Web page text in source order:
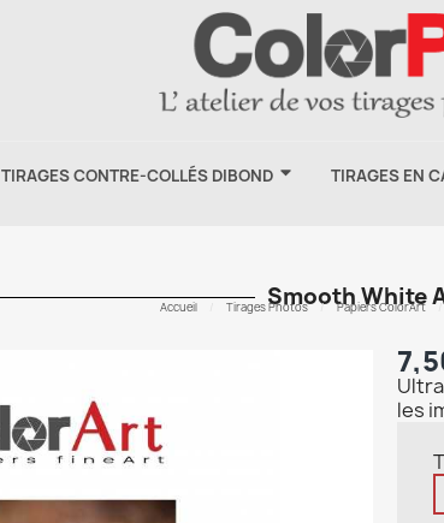
TIRAGES CONTRE-COLLÉS DIBOND TIRAGES EN
Smooth White
Accueil Tirages Photos Papiers ColorArt
les